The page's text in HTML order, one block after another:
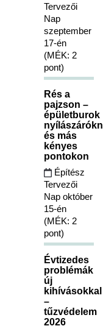
Tervezői
Nap
szeptember
17-én
(MÉK: 2
pont)
Rés a
pajzson –
épületburok
és más
kényes
pontokon
Építész
Tervezői
Nap október
15-én
(MÉK: 2
pont)
Évtizedes
problémák
új
kihívásokkal
–
tűzvédelem
2026